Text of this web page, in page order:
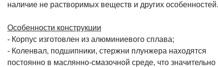
наличие не растворимых веществ и других особенностей.
Особенности конструкции
- Корпус изготовлен из алюминиевого сплава;
- Коленвал, подшипники, стержни плунжера находятся
постоянно в маслянно-смазочной среде, что значительно